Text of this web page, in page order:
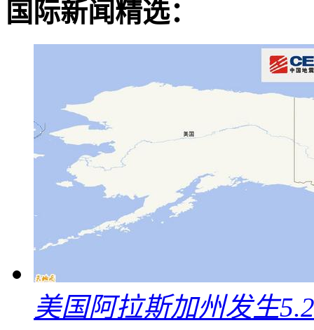
国际新闻精选：
美国阿拉斯加州发生